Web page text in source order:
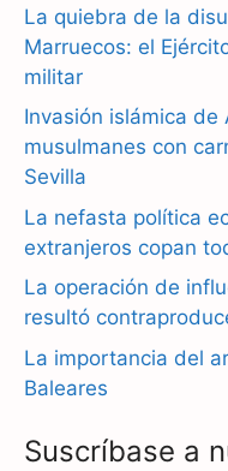
e
b
o
k
e
r
m
La quiebra de la
Marruecos: el
militar
Invasión islámica de
musulmanes con
Sevilla
La nefasta política
extranjeros copan
La operación de
resultó
La importancia del
Baleares
Suscríbase a